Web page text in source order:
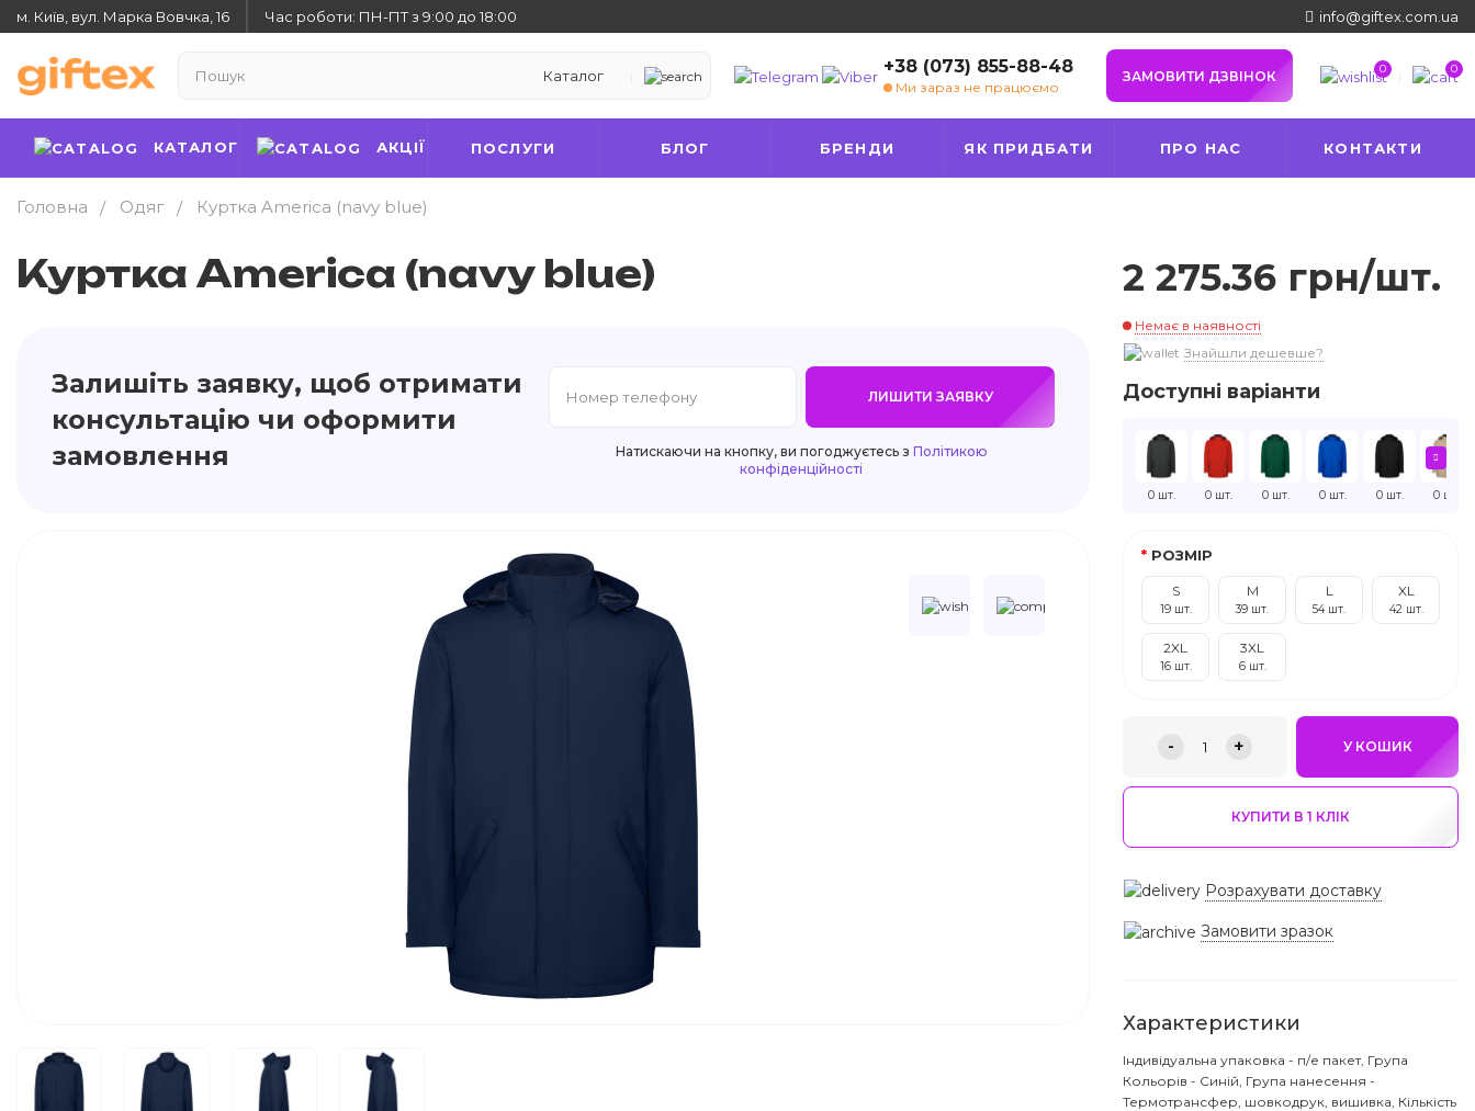
м. Київ, вул. Марка Вовчка, 16 Час роботи: ПН-ПТ з 9:00 до 18:00 info@giftex.com.ua
Каталог +38 (073) 855-88-48
Ми зараз не працюємо
ЗАМОВИТИ ДЗВІНОК 0 0
КАТАЛОГ АКЦІЇ ПОСЛУГИ БЛОГ БРЕНДИ ЯК ПРИДБАТИ ПРО НАС КОНТАКТИ
Головна Одяг Куртка America (navy blue)
Куртка America (navy blue)
Залишіть заявку, щоб отримати
консультацію чи оформити
замовлення
ЛИШИТИ ЗАЯВКУ
Натискаючи на кнопку, ви погоджуєтесь з Політикою
конфіденційності
2 275.36 грн/шт.
Немає в наявності
Знайшли дешевше?
Доступні варіанти
0 шт. 0 шт. 0 шт. 0 шт. 0 шт. 0 шт.
РОЗМІР
S
19 шт.
M
39 шт.
L
54 шт.
XL
42 шт.
2XL
16 шт.
3XL
6 шт.
- 1 + У КОШИК
КУПИТИ В 1 КЛIК
Розрахувати доставку
Замовити зразок
Характеристики
Індивідуальна упаковка - п/е пакет, Група
Кольорів - Синій, Група нанесення -
Термотрансфер, шовкодрук, вишивка, Кількість